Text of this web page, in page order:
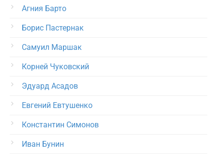
Агния Барто
Борис Пастернак
Самуил Маршак
Корней Чуковский
Эдуард Асадов
Евгений Евтушенко
Константин Симонов
Иван Бунин